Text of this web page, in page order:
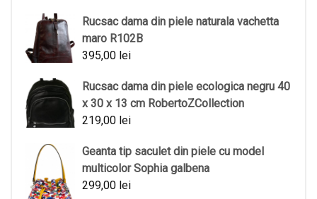
Rucsac dama din piele naturala vachetta
maro R102B
395,00 lei
Rucsac dama din piele ecologica negru 40
x 30 x 13 cm RobertoZCollection
219,00 lei
Geanta tip saculet din piele cu model
multicolor Sophia galbena
299,00 lei